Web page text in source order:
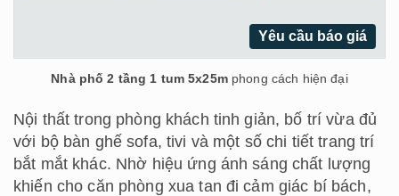
Yêu cầu báo giá
Nhà phố 2 tầng 1 tum 5x25mphong cách hiện đại
Nội thất trong phòng khách tinh giản, bố trí vừa đủ
với bộ bàn ghế sofa, tivi và một số chi tiết trang trí
bắt mắt khác. Nhờ hiệu ứng ánh sáng chất lượng
khiến cho căn phòng xua tan đi cảm giác bí bách,